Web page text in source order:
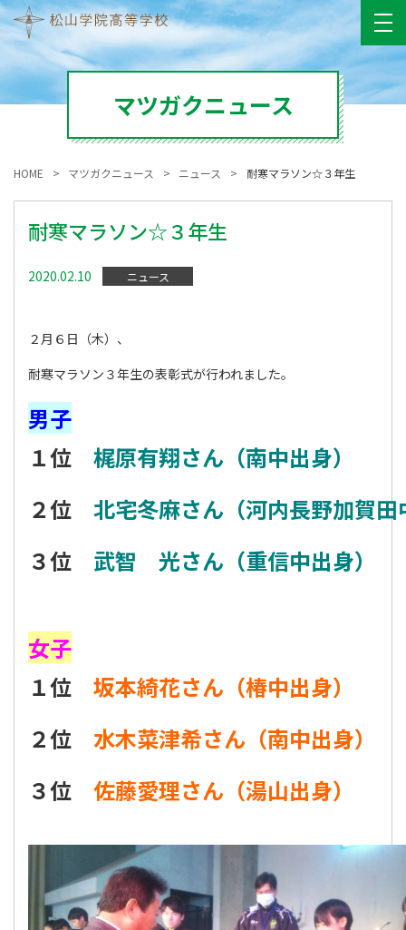
マツガクニュース
HOME マツガクニュース ニュース 耐寒マラソン☆３年生
耐寒マラソン☆３年生
2020.02.10 ニュース
２月６日（木）、
耐寒マラソン３年生の表彰式が行われました。
男子
１位
梶原有翔さん（南中出身）
２位
北宅冬麻さん（河内長野加賀田
３位
武智 光さん（重信中出身）
女子
１位
坂本綺花さん（椿中出身）
２位
水木菜津希さん（南中出身）
３位
佐藤愛理さん（湯山出身）